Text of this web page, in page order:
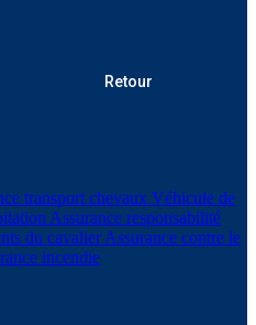
Retour
transport chevaux Véhicule de
Assurance responsabilité
du cavalierAssurance contre le
incendie